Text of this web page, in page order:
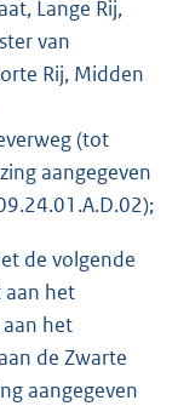
Lange Rij,
van
Rij, Midden
(tot
aangegeven
de volgende
aan het
het
de Zwarte
aangegeven